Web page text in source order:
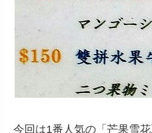
今回は1番人気の「芒果雪